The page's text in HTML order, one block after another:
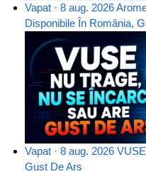
Vapat · 8 aug. 2026
Disponibile În România,
Vapat · 8 aug. 2026
Gust De Ars